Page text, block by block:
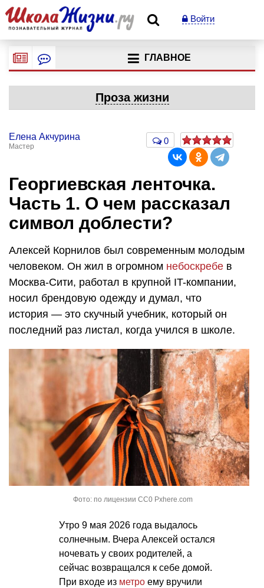
Войти
ГЛАВНОЕ
Проза жизни
Елена Акчурина
Мастер
0
Георгиевская ленточка.
Часть 1. О чем рассказал
символ доблести?
Алексей Корнилов был современным молодым
человеком. Он жил в огромном небоскребе в
Москва-Сити, работал в крупной IT-компании,
носил брендовую одежду и думал, что
история — это скучный учебник, который он
последний раз листал, когда учился в школе.
Фото: по лицензии CC0 Pxhere.com
Утро 9 мая 2026 года выдалось
солнечным. Вчера Алексей остался
ночевать у своих родителей, а
сейчас возвращался к себе домой.
При входе из метро ему вручили